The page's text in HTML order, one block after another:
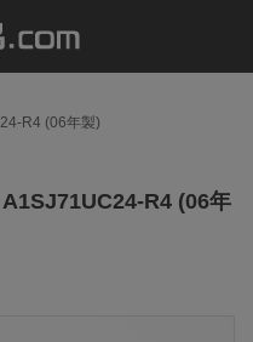
R4 (06年製)
R4 (06年